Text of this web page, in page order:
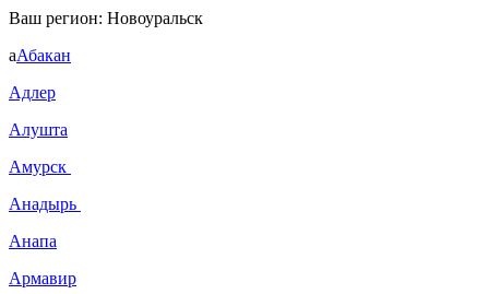
Ваш регион: Новоуральск
аАбакан
Адлер
Алушта
Амурск
Анадырь
Анапа
Армавир